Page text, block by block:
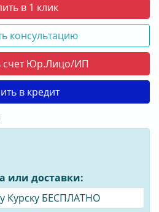
в 1 клик
консультацию
счет Юр.Лицо/ИП
в кредит
или доставки:
Курску БЕСПЛАТНО